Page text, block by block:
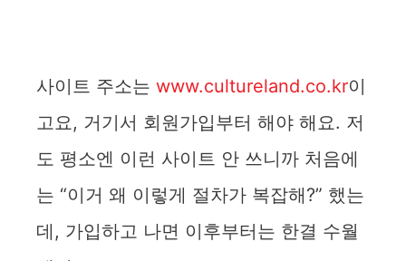
사이트 주소는 www.cultureland.co.kr이
고요, 거기서 회원가입부터 해야 해요. 저
도 평소엔 이런 사이트 안 쓰니까 처음에
는 “이거 왜 이렇게 절차가 복잡해?” 했는
데, 가입하고 나면 이후부터는 한결 수월